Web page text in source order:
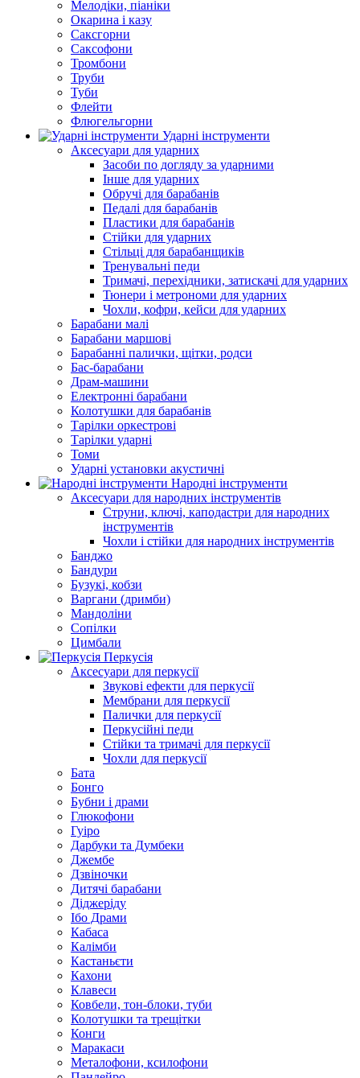
Мелодіки, піаніки
Окарина і казу
Саксгорни
Саксофони
Тромбони
Труби
Туби
Флейти
Флюгельгорни
Ударні інструменти
Аксесуари для ударних
Засоби по догляду за ударними
Інше для ударних
Обручі для барабанів
Педалі для барабанів
Пластики для барабанів
Стійки для ударних
Стільці для барабанщиків
Тренувальні педи
Тримачі, перехідники, затискачі для ударних
Тюнери і метрономи для ударних
Чохли, кофри, кейси для ударних
Барабани малі
Барабани маршові
Барабанні палички, щітки, родси
Бас-барабани
Драм-машини
Електронні барабани
Колотушки для барабанів
Тарілки оркестрові
Тарілки ударні
Томи
Ударні установки акустичні
Народні інструменти
Аксесуари для народних інструментів
Струни, ключі, каподастри для народних
інструментів
Чохли і стійки для народних інструментів
Банджо
Бандури
Бузукі, кобзи
Варгани (дримби)
Мандоліни
Сопілки
Цимбали
Перкусія
Аксесуари для перкусії
Звукові ефекти для перкусії
Мембрани для перкусії
Палички для перкусії
Перкусійні педи
Стійки та тримачі для перкусії
Чохли для перкусії
Бата
Бонго
Бубни і драми
Глюкофони
Гуіро
Дарбуки та Думбеки
Джембе
Дзвіночки
Дитячі барабани
Діджеріду
Ібо Драми
Кабаса
Калімби
Кастаньєти
Кахони
Клавеси
Ковбели, тон-блоки, туби
Колотушки та трещітки
Конги
Маракаси
Металофони, ксилофони